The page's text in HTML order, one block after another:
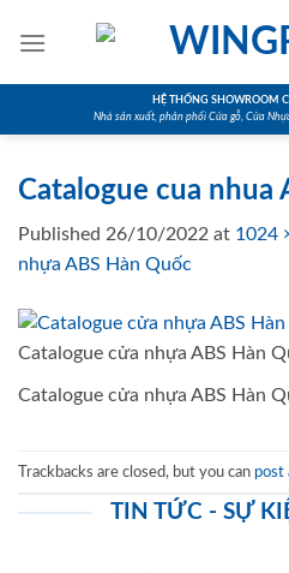
HỆ THỐNG SHOWROOM
Nhà sản xuất, phân phối Cửa gỗ, Cửa
Catalogue cua nhua
Published 26/10/2022 at 1024
nhựa ABS Hàn Quốc
Catalogue cửa nhựa ABS Hàn
Catalogue cửa nhựa ABS Hàn
Trackbacks are closed, but you can post
TIN TỨC - SỰ